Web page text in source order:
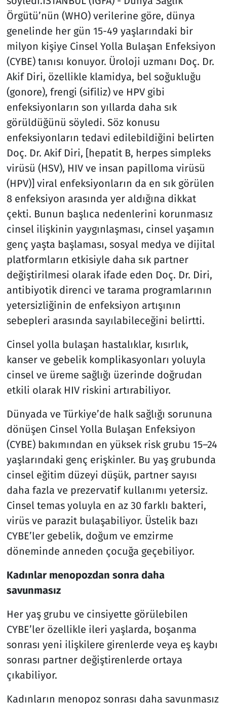
Örgütü’nün (WHO) verilerine göre, dünya
genelinde her gün 15-49 yaşlarındaki bir
milyon kişiye Cinsel Yolla Bulaşan Enfeksiyon
(CYBE) tanısı konuyor. Üroloji uzmanı Doç. Dr.
Akif Diri, özellikle klamidya, bel soğukluğu
(gonore), frengi (sifiliz) ve HPV gibi
enfeksiyonların son yıllarda daha sık
görüldüğünü söyledi. Söz konusu
enfeksiyonların tedavi edilebildiğini belirten
Doç. Dr. Akif Diri, [hepatit B, herpes simpleks
virüsü (HSV), HIV ve insan papilloma virüsü
(HPV)] viral enfeksiyonların da en sık görülen
8 enfeksiyon arasında yer aldığına dikkat
çekti. Bunun başlıca nedenlerini korunmasız
cinsel ilişkinin yaygınlaşması, cinsel yaşamın
genç yaşta başlaması, sosyal medya ve dijital
platformların etkisiyle daha sık partner
değiştirilmesi olarak ifade eden Doç. Dr. Diri,
antibiyotik direnci ve tarama programlarının
yetersizliğinin de enfeksiyon artışının
sebepleri arasında sayılabileceğini belirtti.
Cinsel yolla bulaşan hastalıklar, kısırlık,
kanser ve gebelik komplikasyonları yoluyla
cinsel ve üreme sağlığı üzerinde doğrudan
etkili olarak HIV riskini artırabiliyor.
Dünyada ve Türkiye’de halk sağlığı sorununa
dönüşen Cinsel Yolla Bulaşan Enfeksiyon
(CYBE) bakımından en yüksek risk grubu 15–24
yaşlarındaki genç erişkinler. Bu yaş grubunda
cinsel eğitim düzeyi düşük, partner sayısı
daha fazla ve prezervatif kullanımı yetersiz.
Cinsel temas yoluyla en az 30 farklı bakteri,
virüs ve parazit bulaşabiliyor. Üstelik bazı
CYBE’ler gebelik, doğum ve emzirme
döneminde anneden çocuğa geçebiliyor.
Kadınlar menopozdan sonra daha
savunmasız
Her yaş grubu ve cinsiyette görülebilen
CYBE’ler özellikle ileri yaşlarda, boşanma
sonrası yeni ilişkilere girenlerde veya eş kaybı
sonrası partner değiştirenlerde ortaya
çıkabiliyor.
Kadınların menopoz sonrası daha savunmasız